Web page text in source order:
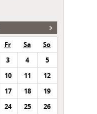
Fr Sa
So
3 4
5
10 11
12
17 18
19
24 25
26